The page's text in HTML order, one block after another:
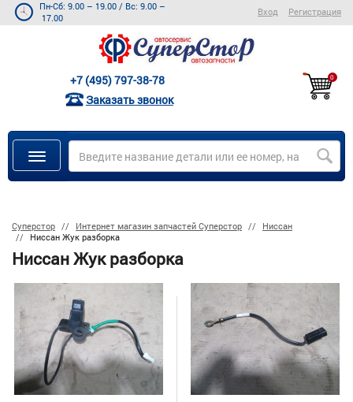
Пн-Сб: 9.00 – 19.00 / Вс: 9.00 –
17.00
Вход Регистрация
+7 (495) 797-38-78
Заказать звонок
0
Суперстор Интернет магазин запчастей Суперстор
Ниссан
Ниссан Жук разборка
Ниссан Жук разборка